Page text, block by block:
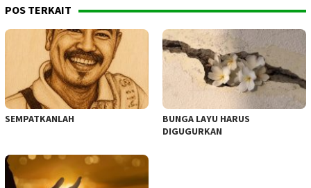
POS TERKAIT
SEMPATKANLAH
BUNGA LAYU HARUS
DIGUGURKAN